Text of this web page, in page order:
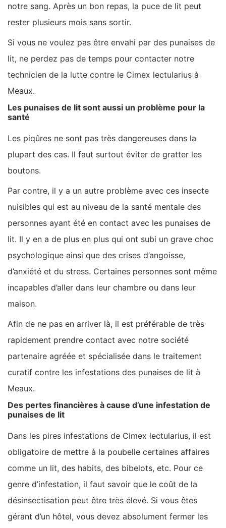
notre sang. Après un bon repas, la puce de lit peut
rester plusieurs mois sans sortir.
Si vous ne voulez pas être envahi par des punaises de
lit, ne perdez pas de temps pour contacter notre
technicien de la lutte contre le Cimex lectularius à
Meaux.
Les punaises de lit sont aussi un problème pour la
santé
Les piqûres ne sont pas très dangereuses dans la
plupart des cas. Il faut surtout éviter de gratter les
boutons.
Par contre, il y a un autre problème avec ces insecte
nuisibles qui est au niveau de la santé mentale des
personnes ayant été en contact avec les punaises de
lit. Il y en a de plus en plus qui ont subi un grave choc
psychologique ainsi que des crises d’angoisse,
d’anxiété et du stress. Certaines personnes sont même
incapables d’aller dans leur chambre ou dans leur
maison.
Afin de ne pas en arriver là, il est préférable de très
rapidement prendre contact avec notre société
partenaire agréée et spécialisée dans le traitement
curatif contre les infestations des punaises de lit à
Meaux.
Des pertes financières à cause d’une infestation de
punaises de lit
Dans les pires infestations de Cimex lectularius, il est
obligatoire de mettre à la poubelle certaines affaires
comme un lit, des habits, des bibelots, etc. Pour ce
genre d’infestation, il faut savoir que le coût de la
désinsectisation peut être très élevé. Si vous êtes
gérant d’un hôtel, vous devez absolument fermer les